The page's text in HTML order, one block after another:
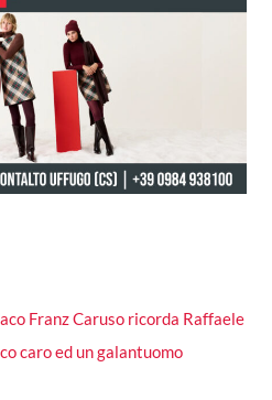
Franz Caruso ricorda Raffaele
caro ed un galantuomo